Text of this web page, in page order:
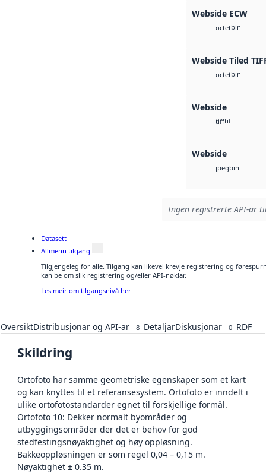
Webside ECW
octetbin
Webside Tiled
octetbin
Webside
tifftif
Webside
jpegbin
Ingen registrerte API-ar
Datasett
Allmenn tilgang
Tilgjengeleg for alle. Tilgang kan likevel krevje registrering og
kan be om slik registrering og/eller API-nøklar.
Les meir om tilgangsnivå her
OversiktDistribusjonar og API-ar 8 DetaljarDiskusjonar 0 RDF
Skildring
Ortofoto har samme geometriske egenskaper som et kart
og kan knyttes til et referansesystem. Ortofoto er inndelt i
ulike ortofotostandarder egnet til forskjellige formål.
Ortofoto 10: Dekker normalt byområder og
utbyggingsområder der det er behov for god
stedfestingsnøyaktighet og høy oppløsning.
Bakkeoppløsningen er som regel 0,04 – 0,15 m.
Nøyaktighet ± 0.35 m.